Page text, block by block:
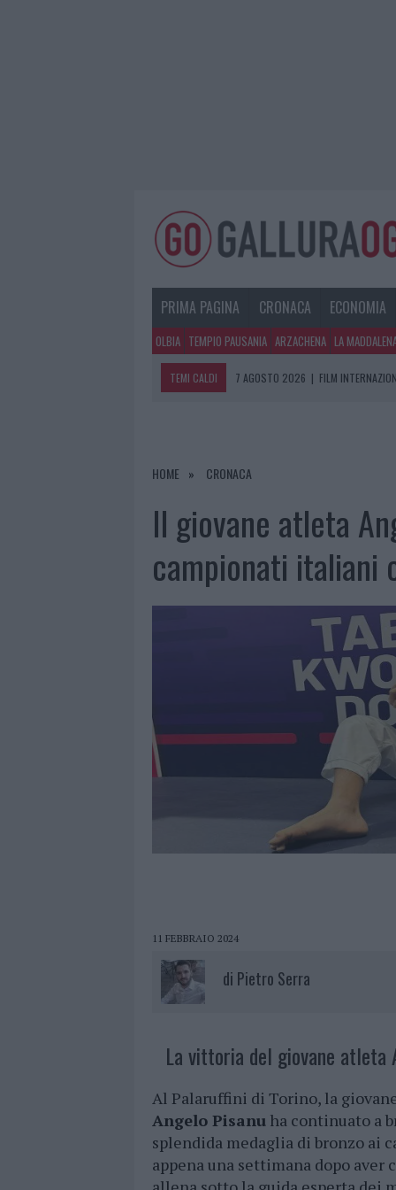
PRIMA PAGINA CRONACA ECONOMIA
OLBIA TEMPIO PAUSANIA ARZACHENA LA
TEMI CALDI 7 AGOSTO 2026 | FILM
7 AGOSTO 2026
|
HOME CRONACA
Il giovane atleta
campionati italiani
11 FEBBRAIO 2024
di Pietro Serra
La vittoria del giovane atleta
Al Palaruffini di Torino, la
Angelo Pisanu ha continuato a
splendida medaglia di bronzo ai
appena una settimana dopo